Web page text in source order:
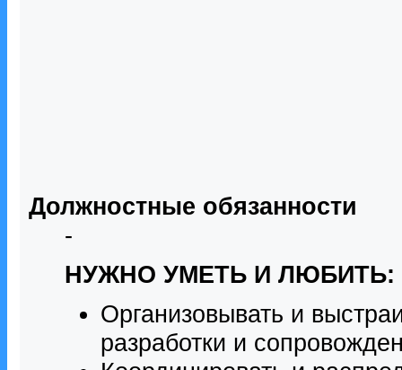
Должностные обязанности
-
НУЖНО УМЕТЬ И ЛЮБИТЬ:
Организовывать и
разработки и